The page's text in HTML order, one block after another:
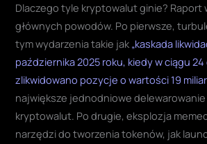
Dlaczego tyle kryptowalut ginie? Raport
głównych powodów. Po pierwsze,
tym wydarzenia takie jak „kaskada
października 2025 roku, kiedy w ciągu
zlikwidowano pozycje o wartości 19
największe jednodniowe
kryptowalut. Po drugie, eksplozja
narzędzi do tworzenia tokenów, jak